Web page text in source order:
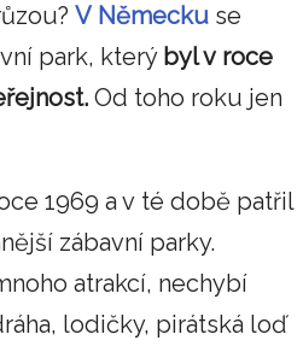
V Německu se
park, který byl v roce
Od toho roku jen
1969 a v té době patřil
zábavní parky.
atrakcí, nechybí
lodičky, pirátská loď